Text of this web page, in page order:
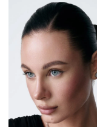
-30%